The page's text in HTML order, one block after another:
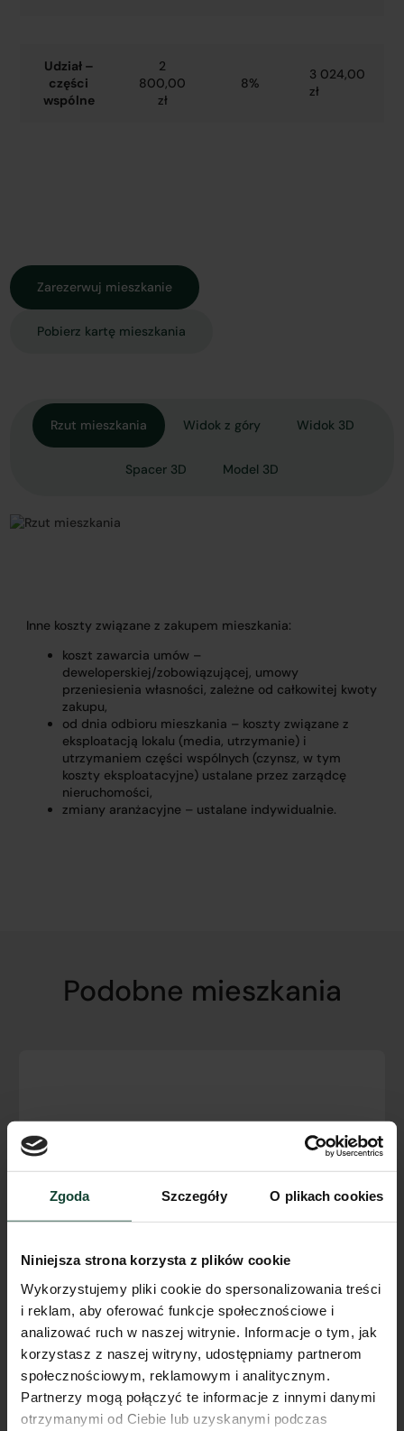
Zgoda Szczegóły O plikach cookies
Niniejsza strona korzysta z plików cookie
Wykorzystujemy pliki cookie do spersonalizowania treści
i reklam, aby oferować funkcje społecznościowe i
analizować ruch w naszej witrynie. Informacje o tym, jak
korzystasz z naszej witryny, udostępniamy partnerom
społecznościowym, reklamowym i analitycznym.
Partnerzy mogą połączyć te informacje z innymi danymi
otrzymanymi od Ciebie lub uzyskanymi podczas
Rzut mieszkania Widok z góry Widok 3D
Spacer 3D Model 3D
Inne koszty związane z zakupem mieszkania:
koszt zawarcia umów –
deweloperskiej/zobowiązującej, umowy
przeniesienia własności, zależne od całkowitej kwoty
zakupu,
od dnia odbioru mieszkania – koszty związane z
eksploatacją lokalu (media, utrzymanie) i
utrzymaniem części wspólnych (czynsz, w tym
koszty eksploatacyjne) ustalane przez zarządcę
nieruchomości,
zmiany aranżacyjne – ustalane indywidualnie.
Udział –
części
wspólne
2
800,00
zł
8%
3 024,00
zł
Zarezerwuj mieszkanie
Pobierz kartę mieszkania
Podobne mieszkania